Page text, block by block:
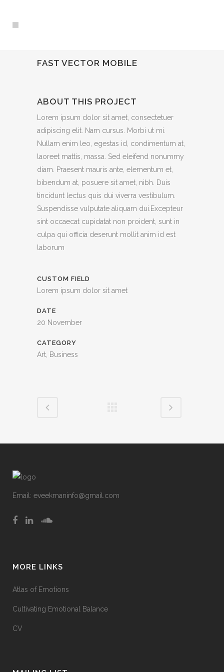
FAST VECTOR MOBILE
ABOUT THIS PROJECT
Lorem ipsum dolor sit amet, consectetuer
adipiscing elit. Nam cursus. Morbi ut mi.
Nullam enim leo, egestas id, condimentum at,
laoreet mattis, massa. Sed eleifend nonummy
diam. Praesent mauris ante, elementum et,
bibendum at, posuere sit amet, nibh. Duis
tincidunt lectus quis dui viverra vestibulum.
Suspendisse vulputate aliquam dui.Excepteur
sint occaecat cupidatat non proident, sunt in
culpa qui officia deserunt mollit anim id est
laborum
CUSTOM FIELD
Lorem ipsum dolor sit amet
DATE
20 November
CATEGORY
Art, Business
Email: eveekmaninfo@gmail.com
MORE LINKS
Atlas of Emotions
Cultivating Emotional Balance
CV